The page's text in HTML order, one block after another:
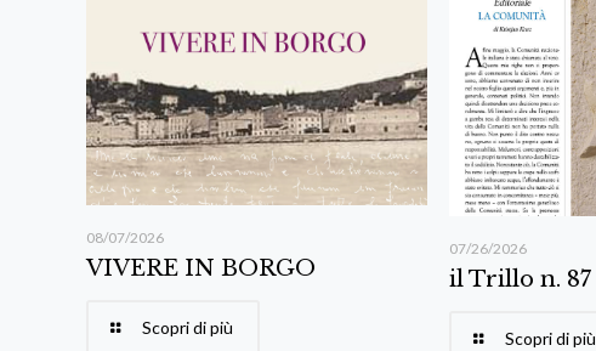
08/07/2026
VIVERE IN BORGO
Scopri di più
07/26/2026
il Trillo n. 87
Scopri di più